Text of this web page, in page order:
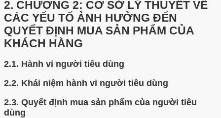
2. CHƯƠNG 2: CƠ SỞ LÝ THUYẾT VỀ
CÁC YẾU TỐ ẢNH HƯỞNG ĐẾN
QUYẾT ĐỊNH MUA SẢN PHẨM CỦA
KHÁCH HÀNG
2.1. Hành vi người tiêu dùng
2.2. Khái niệm hành vi người tiêu dùng
2.3. Quyết định mua sản phẩm của người tiêu
dùng